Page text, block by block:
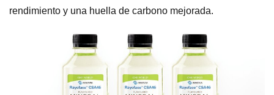
rendimiento y una huella de carbono mejorada.